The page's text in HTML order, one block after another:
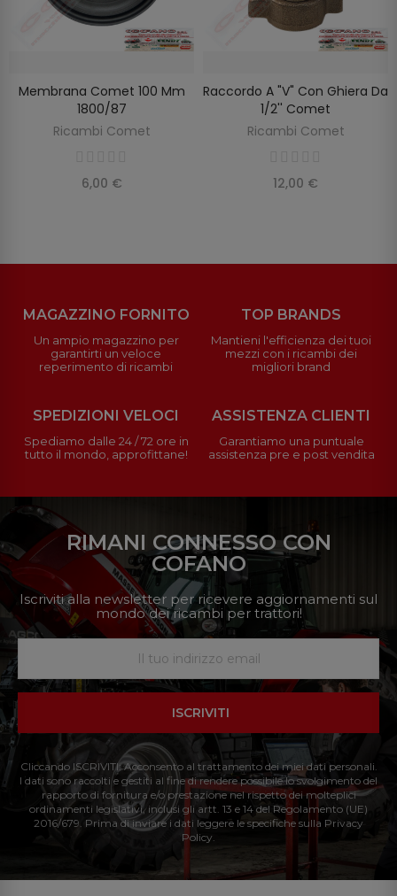
AGGIUNGI AL CARRELLO
Membrana Comet 100 Mm
1800/87
Ricambi Comet
6,00 €
AGGIUNGI AL CARRELLO
Raccordo A "V" Con Ghiera Da
1/2'' Comet
Ricambi Comet
12,00 €
MAGAZZINO FORNITO
Un ampio magazzino per
garantirti un veloce
reperimento di ricambi
TOP BRANDS
Mantieni l'efficienza dei tuoi
mezzi con i ricambi dei
migliori brand
SPEDIZIONI VELOCI
Spediamo dalle 24 / 72 ore in
tutto il mondo, approfittane!
ASSISTENZA CLIENTI
Garantiamo una puntuale
assistenza pre e post vendita
RIMANI CONNESSO CON
COFANO
Iscriviti alla newsletter per ricevere aggiornamenti sul
mondo dei ricambi per trattori!
ISCRIVITI
Cliccando ISCRIVITI: Acconsento al trattamento dei miei dati personali.
I dati sono raccolti e gestiti al fine di rendere possibile lo svolgimento del
rapporto di fornitura e/o prestazione nel rispetto dei molteplici
ordinamenti legislativi, inclusi gli artt. 13 e 14 del Regolamento (UE)
2016/679. Prima di inviare i dati leggere le specifiche sulla Privacy
Policy.